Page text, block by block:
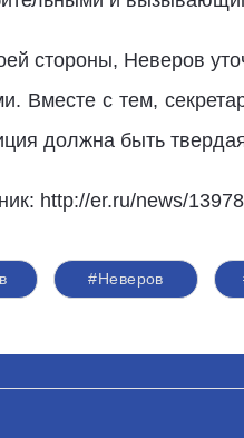
стороны, Неверов
Вместе с тем,
должна быть
http://er.ru/news/
#Неверов